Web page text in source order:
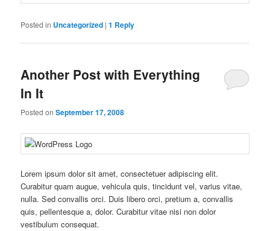
Posted in Uncategorized |1 Reply
Another Post with Everything
In It
Posted onSeptember 17, 2008
Lorem ipsum dolor sit amet, consectetuer adipiscing elit.
Curabitur quam augue, vehicula quis, tincidunt vel, varius vitae,
nulla. Sed convallis orci. Duis libero orci, pretium a, convallis
quis, pellentesque a, dolor. Curabitur vitae nisi non dolor
vestibulum consequat.